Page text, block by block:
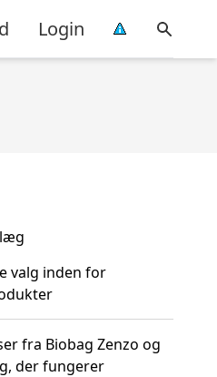
Login
valg inden for
fra Biobag Zenzo og
der fungerer